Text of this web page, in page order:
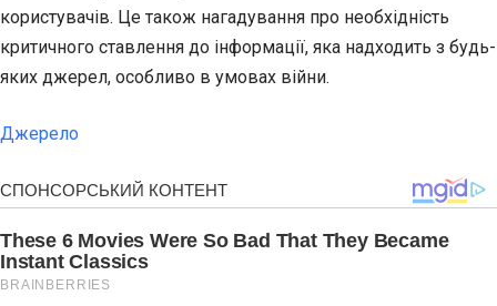
користувачів. Це також нагадування про необхідність
критичного ставлення до інформації, яка надходить з будь-
яких джерел, особливо в умовах війни.
Джерело